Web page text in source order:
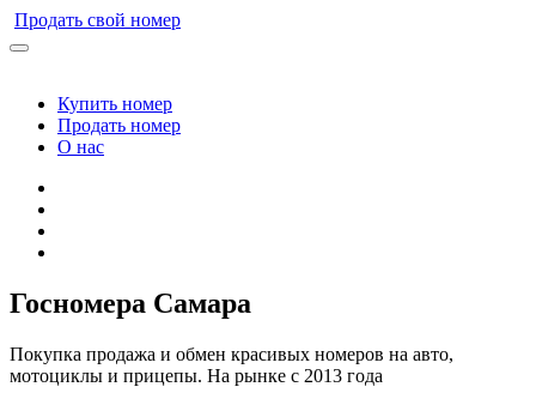
Перейти
к
Продать свой номер
Купить номер
Продать номер
О нас
Госномера Самара
Покупка продажа и обмен красивых номеров на авто,
мотоциклы и прицепы. На рынке с 2013 года